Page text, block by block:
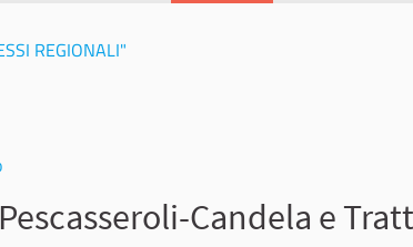
REGIONALI"
Candela e